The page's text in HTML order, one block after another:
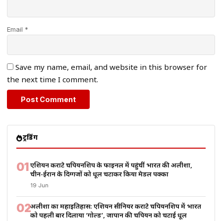
Email *
Save my name, email, and website in this browser for
the next time I comment.
ट्रेंडिंग
01एशियन कराटे चैंपियनशिप के फाइनल में पहुंचीं भारत की अलीशा,
चीन-ईरान के दिग्गजों को धूल चटाकर किया मेडल पक्का
19 Jun
02अलीशा का महाइतिहास: एशियन सीनियर कराटे चैंपियनशिप में भारत
को पहली बार दिलाया ‘गोल्ड’, जापान की चैंपियन को चटाई धूल